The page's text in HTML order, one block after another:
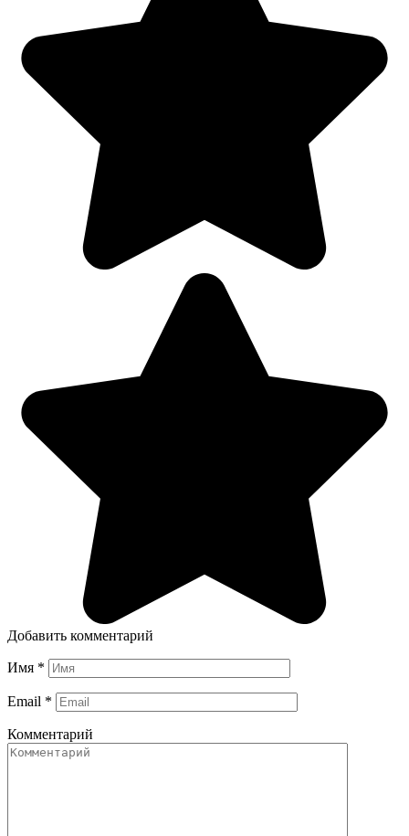
Добавить комментарий
Имя *
Email *
Комментарий